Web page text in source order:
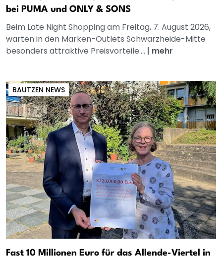
bei PUMA und ONLY & SONS
Beim Late Night Shopping am Freitag, 7. August 2026,
warten in den Marken-Outlets Schwarzheide-Mitte
besonders attraktive Preisvorteile.... | mehr
BAUTZEN NEWS
Fast 10 Millionen Euro für das Allende-Viertel in